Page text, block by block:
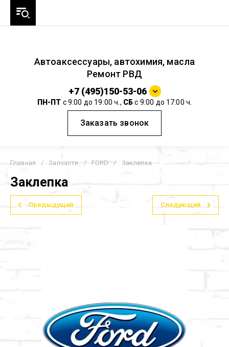
Автоаксессуары, автохимия, масла
Ремонт РВД
+7 (495)150-53-06
ПН-ПТ с 9:00 до 19:00 ч., СБс 9:00 до 17:00 ч.
Заказать звонок
Главная / Запчасти / FORD / Заклепка
Заклепка
Предыдущий Следующий